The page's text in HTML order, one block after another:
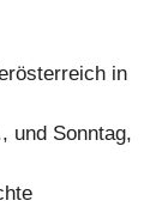
in
und Sonntag,